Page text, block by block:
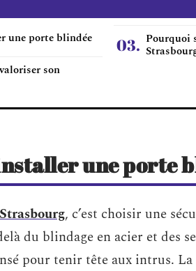
une porte blindée
son
Pourquoi
une porte
, c’est choisir une
du blindage en acier et des
pour tenir tête aux intrus.